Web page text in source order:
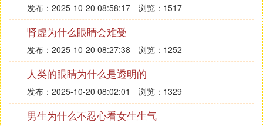
发布：2025-10-20 08:58:17 浏览：1517
肾虚为什么眼睛会难受
发布：2025-10-20 08:27:38 浏览：1252
人类的眼睛为什么是透明的
发布：2025-10-20 08:02:01 浏览：1329
男生为什么不忍心看女生生气